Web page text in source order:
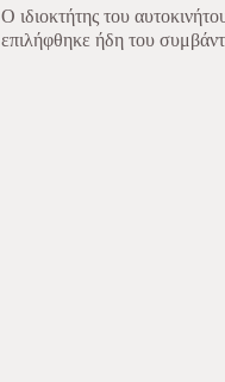
Ο ιδιοκτήτης του
επιλήφθηκε ήδη του